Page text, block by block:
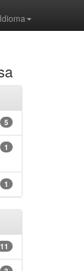
Idioma
5
1
1
11